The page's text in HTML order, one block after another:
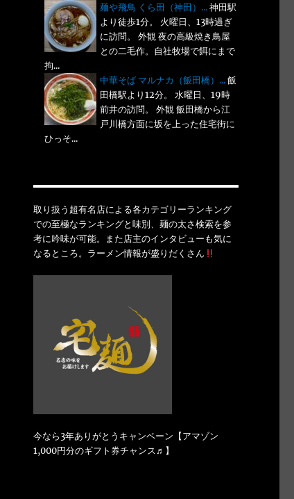
麺や飛鳥 くら田（神田）...神田駅
より徒歩1分。 火曜日、13時過ぎ
に訪問。 外観 夜の高級焼き鳥屋
との二毛作。自社牧場で餌にまで
拘...
中華そば マルナカ（飯田橋）...飯
田橋駅より12分。 水曜日、19時
前井の訪問。 外観 飯田橋から江
戸川橋方面に坂を上った住宅街に
ひっそ...
取り扱う超有名店による各カテゴリーランキング
での至極なランキングと味別、麺の太さ検索を参
考に吟味が可能。また店主のインタビューも気に
なるところ。ラーメン情報が盛りだくさん
今なら3年ありがとうキャンペーン【アマゾン
1,000円分のギフト券チャンス♬】